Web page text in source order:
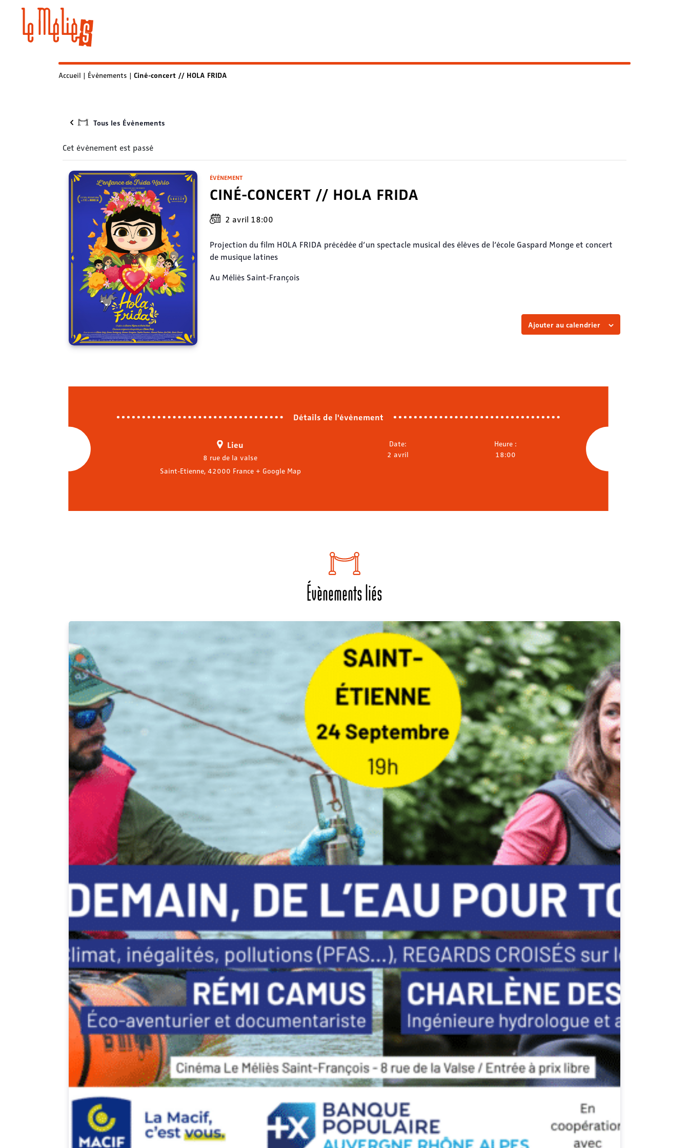
Accueil | Évènements | Ciné-concert // HOLA FRIDA
Tous les Évènements
Cet évènement est passé
ÉVÈNEMENT
CINÉ-CONCERT // HOLA FRIDA
2 avril 18:00
Projection du film HOLA FRIDA précédée d’un spectacle musical des élèves de l’école Gaspard Monge et concert
de musique latines
Au Méliès Saint-François
Ajouter au calendrier
Détails de l'évènement
Lieu
8 rue de la valse
Saint-Etienne, 42000 France + Google Map
Date:
2 avril
Heure :
18:00
Évènements liés